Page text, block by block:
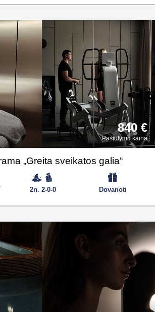
840 €
Pasiūlymo kaina
„Greita sveikatos galia“
Dovanoti
2n. 2-0-0